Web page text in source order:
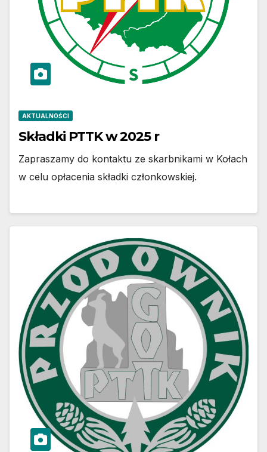
AKTUALNOŚCI
Składki PTTK w 2025 r
Zapraszamy do kontaktu ze skarbnikami w Kołach
w celu opłacenia składki członkowskiej.